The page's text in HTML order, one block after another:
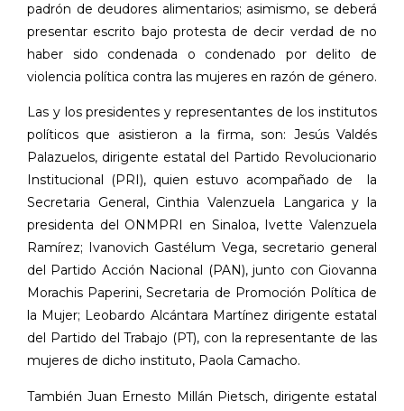
padrón de deudores alimentarios; asimismo, se deberá
presentar escrito bajo protesta de decir verdad de no
haber sido condenada o condenado por delito de
violencia política contra las mujeres en razón de género.
Las y los presidentes y representantes de los institutos
políticos que asistieron a la firma, son: Jesús Valdés
Palazuelos, dirigente estatal del Partido Revolucionario
Institucional (PRI), quien estuvo acompañado de
la
Secretaria General, Cinthia Valenzuela Langarica y
la
presidenta del ONMPRI en Sinaloa, Ivette Valenzuela
Ramírez; Ivanovich Gastélum Vega, secretario general
del Partido Acción Nacional (PAN), junto con Giovanna
Morachis Paperini, Secretaria de Promoción Política de
la Mujer; Leobardo Alcántara Martínez dirigente estatal
del Partido del Trabajo (PT), con la representante de las
mujeres de dicho instituto, Paola Camacho.
También Juan Ernesto Millán Pietsch, dirigente estatal